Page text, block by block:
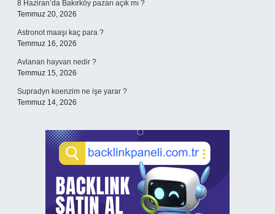
8 Haziran’da Bakırköy pazarı açık mı ?
Temmuz 20, 2026
Astronot maaşı kaç para ?
Temmuz 16, 2026
Avlanan hayvan nedir ?
Temmuz 15, 2026
Supradyn koenzim ne işe yarar ?
Temmuz 14, 2026